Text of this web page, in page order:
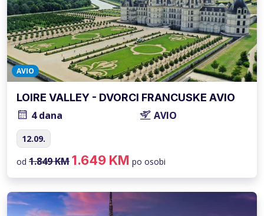
AVIO
LOIRE VALLEY - DVORCI FRANCUSKE AVIO
4 dana AVIO
12.09.
od 1.849 KM1.649 KM po osobi